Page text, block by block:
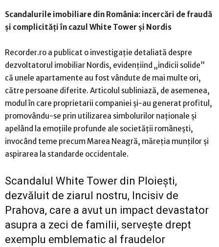
Scandalurile imobiliare din România: incercări de fraudă
și complicități în cazul White Tower și Nordis
Recorder.ro a publicat o investigație detaliată despre
dezvoltatorul imobiliar Nordis, evidențiind „indicii solide”
că unele apartamente au fost vândute de mai multe ori,
către persoane diferite. Articolul subliniază, de asemenea,
modul în care proprietarii companiei și-au generat profitul,
promovându-se prin utilizarea simbolurilor naționale și
apelând la emoțiile profunde ale societății românești,
invocând teme precum Marea Neagră, măreția munților și
aspirarea la standarde occidentale.
Scandalul White Tower din Ploiești,
dezvăluit de ziarul nostru, Incisiv de
Prahova, care a avut un impact devastator
asupra a zeci de familii, servește drept
exemplu emblematic al fraudelor